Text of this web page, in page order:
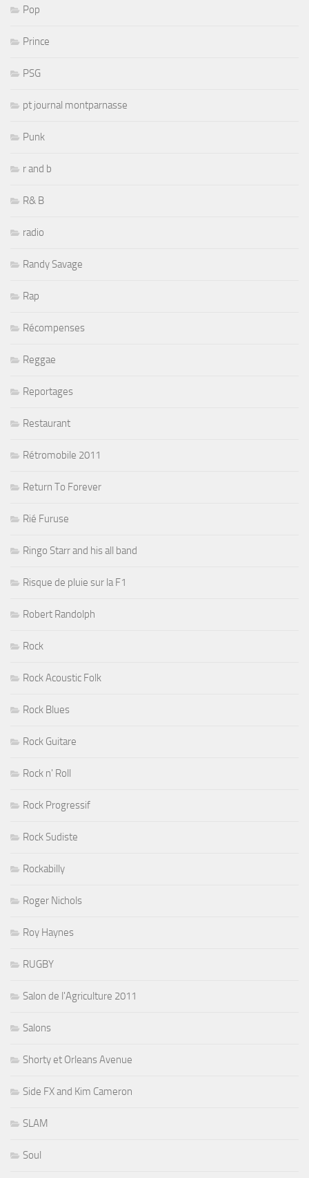
Pop
Prince
PSG
pt journal montparnasse
Punk
r and b
R& B
radio
Randy Savage
Rap
Récompenses
Reggae
Reportages
Restaurant
Rétromobile 2011
Return To Forever
Rié Furuse
Ringo Starr and his all band
Risque de pluie sur la F1
Robert Randolph
Rock
Rock Acoustic Folk
Rock Blues
Rock Guitare
Rock n' Roll
Rock Progressif
Rock Sudiste
Rockabilly
Roger Nichols
Roy Haynes
RUGBY
Salon de l'Agriculture 2011
Salons
Shorty et Orleans Avenue
Side FX and Kim Cameron
SLAM
Soul